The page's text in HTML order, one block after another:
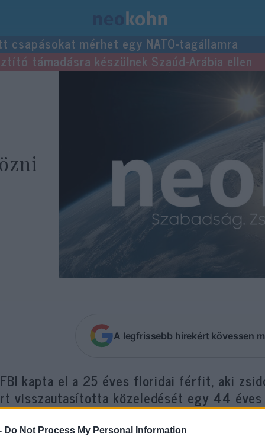
Do Not Process My Personal Information
csapásokat mérhet egy NATO-tagállamra
támadásra készülnek Szaúd-Arábia ellen
A legfrissebb hírekért kövessen
kapta el a 25 éves floridai férfit, aki
visszautasította közeledését egy 44
News Syndicate.